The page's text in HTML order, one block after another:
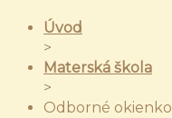
Úvod
>
Materská škola
>
Odborné okienko